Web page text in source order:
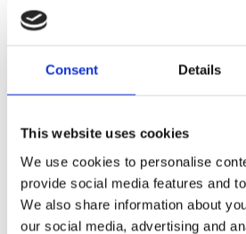
Consent Details
This website uses cookies
We use cookies to personalise
provide social media features and
We also share information about
our social media, advertising and
BLACK
Dela med dig
c
b
o
k
Omdömen
Du